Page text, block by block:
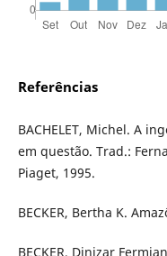
Referências
BACHELET, Michel. A
em questão. Trad.:
Piaget, 1995.
BECKER, Bertha K.
BECKER, Dinizar